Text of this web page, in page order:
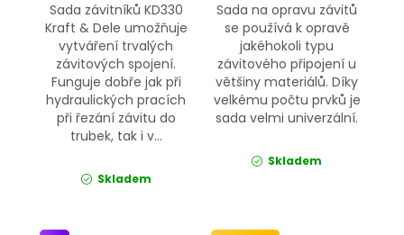
Sada závitníků KD330
Kraft & Dele umožňuje
vytváření trvalých
závitových spojení.
Funguje dobře jak při
hydraulických pracích
při řezání závitu do
trubek, tak i v...
Skladem
Sada na opravu závitů
se používá k opravě
jakéhokoli typu
závitového připojení u
většiny materiálů. Díky
velkému počtu prvků je
sada velmi univerzální.
Skladem